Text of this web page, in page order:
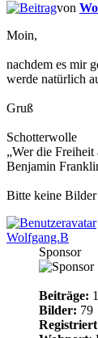
von
Moin,
nachdem es mir
werde natürlich
Gruß
Schotterwolle
„Wer die
Benjamin
Bitte keine
Wolfgang.B
Sponsor
Beiträge:
Bilder: 79